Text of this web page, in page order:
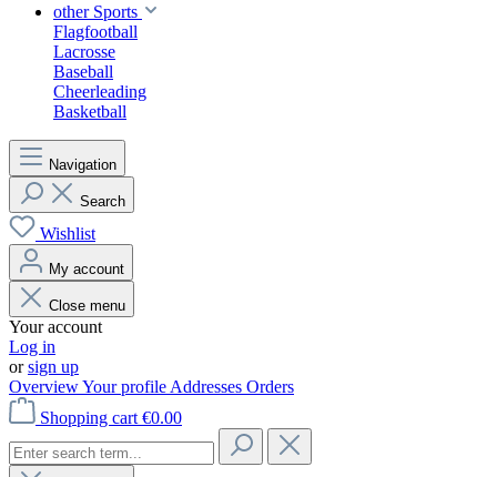
other Sports
Flagfootball
Lacrosse
Baseball
Cheerleading
Basketball
Navigation
Search
Wishlist
My account
Close menu
Your account
Log in
orsign up
OverviewYour profile Addresses Orders
Shopping cart €0.00